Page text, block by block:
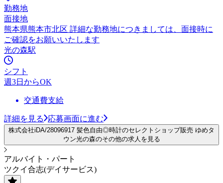
勤務地
面接地
熊本県熊本市北区 詳細な勤務地につきましては、面接時に
ご確認をお願いいたします
光の森駅
シフト
週3日からOK
交通費支給
詳細を見る 応募画面に進む
株式会社iDA/28096917 髪色自由◎時計のセレクトショップ販売 ゆめタ
ウン光の森のその他の求人を見る
アルバイト・パート
ツクイ合志(デイサービス)